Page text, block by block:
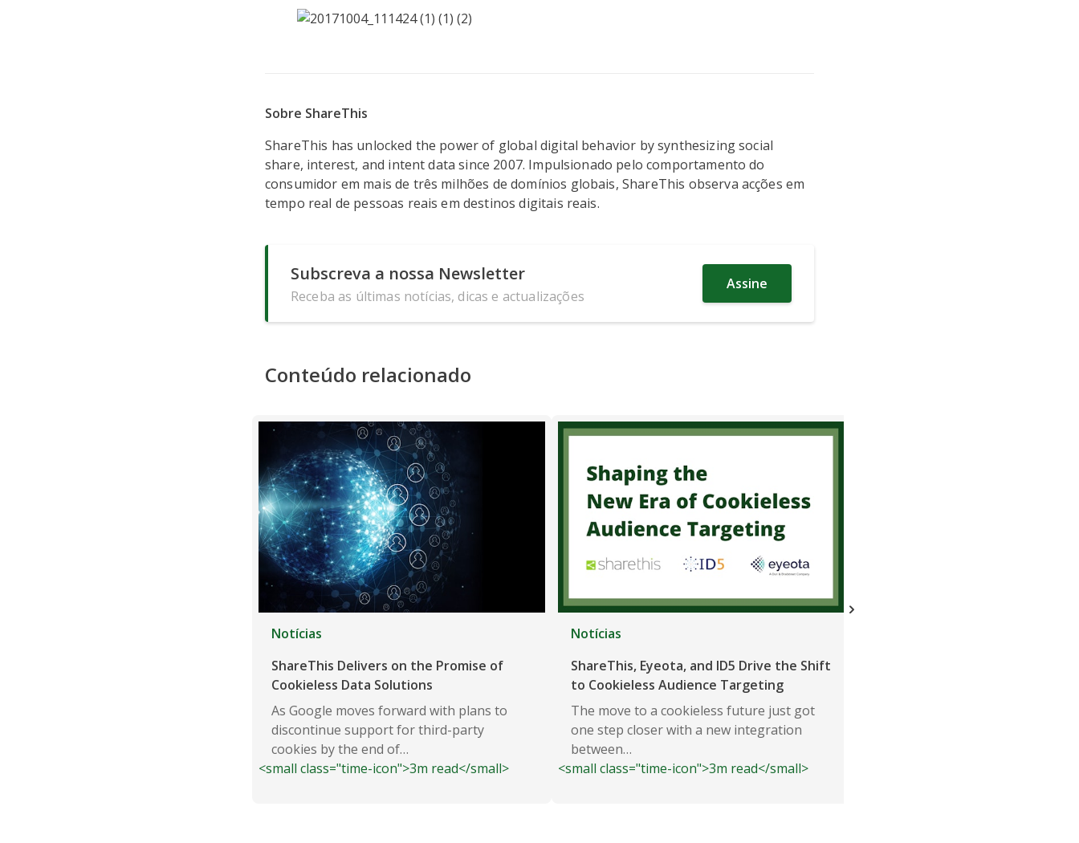
Sobre ShareThis
ShareThis has unlocked the power of global digital behavior by synthesizing social
share, interest, and intent data since 2007. Impulsionado pelo comportamento do
consumidor em mais de três milhões de domínios globais, ShareThis observa acções em
tempo real de pessoas reais em destinos digitais reais.
Subscreva a nossa Newsletter
Receba as últimas notícias, dicas e actualizações
Assine
Conteúdo relacionado
Notícias
ShareThis Delivers on the Promise of
Cookieless Data Solutions
As Google moves forward with plans to
discontinue support for third-party
cookies by the end of…
<small class="time-icon">3m read</small>
Notícias
ShareThis, Eyeota, and ID5 Drive the Shift
to Cookieless Audience Targeting
The move to a cookieless future just got
one step closer with a new integration
between…
<small class="time-icon">3m read</small>